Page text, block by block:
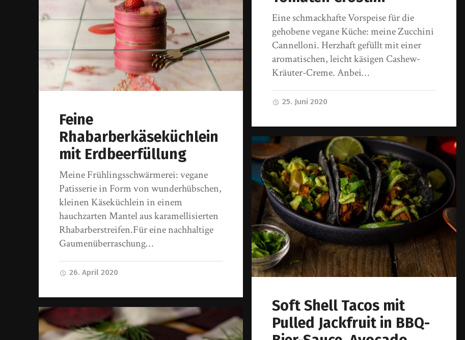
Eine schmackhafte Vorspeise für die
gehobene vegane Küche: meine Zucchini
Cannelloni. Herzhaft gefüllt mit einer
aromatischen, leicht käsigen Cashew-
Kräuter-Creme. Anbei…
25. Juni 2020
Feine
Rhabarberkäseküchlein
mit Erdbeerfüllung
Meine Frühlingsschwärmerei: vegane
Patisserie in Form von wunderhübschen,
kleinen Käseküchlein in einem
hauchzarten Mantel aus karamellisierten
Rhabarberstreifen.Für eine nachhaltige
Gaumenüberraschung…
26. April 2020
Soft Shell Tacos mit
Pulled Jackfruit in BBQ-